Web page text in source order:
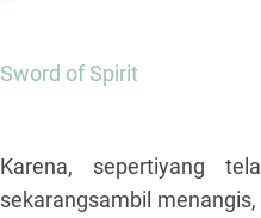
Sword of Spirit
Karena, sepertiyang
sekarangsambil